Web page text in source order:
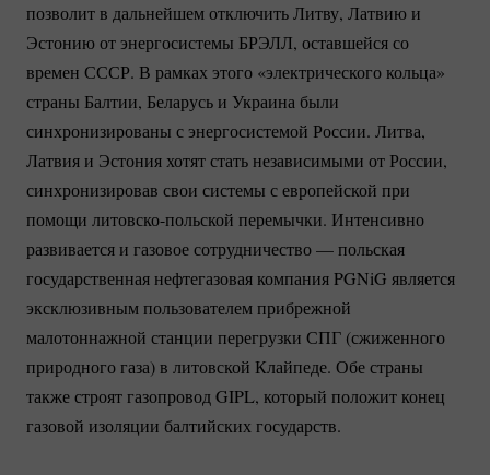
позволит в дальнейшем отключить Литву, Латвию и
Эстонию от энергосистемы БРЭЛЛ, оставшейся со
времен СССР. В рамках этого «электрического кольца»
страны Балтии, Беларусь и Украина были
синхронизированы с энергосистемой России. Литва,
Латвия и Эстония хотят стать независимыми от России,
синхронизировав свои системы с европейской при
помощи литовско-польской перемычки. Интенсивно
развивается и газовое сотрудничество — польская
государственная нефтегазовая компания PGNiG является
эксклюзивным пользователем прибрежной
малотоннажной станции перегрузки СПГ (сжиженного
природного газа) в литовской Клайпеде. Обе страны
также строят газопровод GIPL, который положит конец
газовой изоляции балтийских государств.